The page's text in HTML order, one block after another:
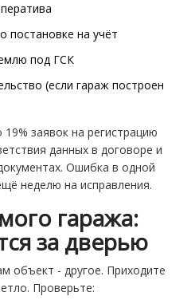
постановке на учёт
под ГСК
(если гараж построен
заявок на регистрацию
данных в договоре и
Ошибка в одной
неделю на исправления.
гаража:
за дверью
объект - другое. Приходите
Проверьте: